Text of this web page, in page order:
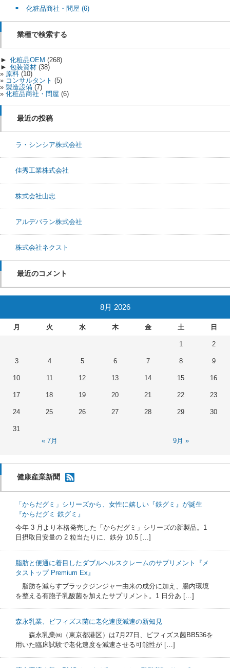
化粧品商社・問屋 (6)
業種で検索する
► 化粧品OEM (268)
► 包装資材 (38)
原料 (10)
コンサルタント (5)
製造設備 (7)
化粧品商社・問屋 (6)
最近の投稿
ラ・シンシア株式会社
佳秀工業株式会社
株式会社山忠
アルデバラン株式会社
株式会社ネクスト
最近のコメント
8月 2026
月 火 水 木 金 土 日
1 2
3 4 5 6 7 8 9
10 11 12 13 14 15 16
17 18 19 20 21 22 23
24 25 26 27 28 29 30
31
« 7月
9月 »
健康産業新聞
「からだグミ」シリーズから、女性に嬉しい『鉄グミ』が誕生
『からだグミ 鉄グミ』
今年 3 月より本格発売した「からだグミ」シリーズの新製品。1
日摂取目安量の 2 粒当たりに、鉄分 10.5 […]
脂肪と便通に着目したダブルヘルスクレームのサプリメント『メ
タストップ Premium Ex』
脂肪を減らすブラックジンジャー由来の成分に加え、腸内環境
を整える有胞子乳酸菌を加えたサプリメント。1 日分あ […]
森永乳業、ビフィズス菌に老化速度減速の新知見
森永乳業㈱（東京都港区）は7月27日、ビフィズス菌BB536を
用いた臨床試験で老化速度を減速させる可能性が […]